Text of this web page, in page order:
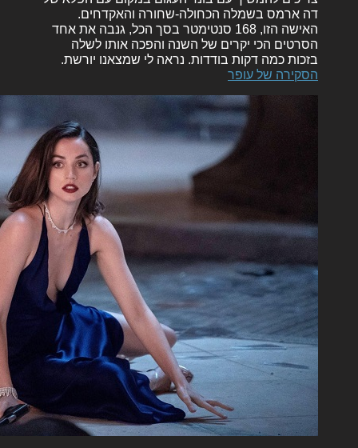
דה ארמס בשמלה הכחולה-שחורה והאקדחים.
האישה הזו, 168 סנטימטר בסך הכל, גנבה את אחד
הסרטים הכי יקרים של השנה והפכה אותו לשלה
בזכות כמה דקות בודדות. נראה לי שמצאנו יורשת.
הסקירה של עופר